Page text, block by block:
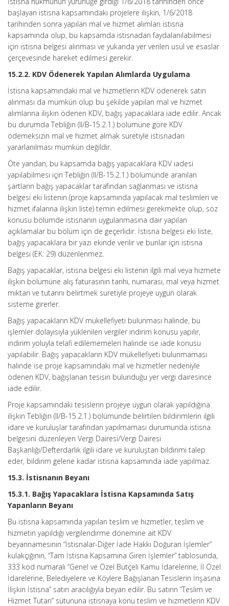
başlayan istisna kapsamındaki projelere ilişkin, 1/6/2018
tarihinden sonra yapılan mal ve hizmet alımları istisna
kapsamında olup, bu kapsamda istisnadan faydalanılabilmesi
için istisna belgesi alınması ve yukarıda yer verilen usul ve esaslar
çerçevesinde hareket edilmesi gerekir.
15.2.2. KDV Ödenerek Yapılan Alımlarda Uygulama
İstisna kapsamındaki mal ve hizmetlerin KDV ödenerek satın
alınması da mümkün olup bu şekilde yapılan mal ve hizmet
alımlarına ilişkin ödenen KDV, bağış yapacaklara iade edilir. Ancak
bu durumda Tebliğin (II/B-15.2.1.) bölümüne göre KDV
ödemeksizin mal ve hizmet almak suretiyle istisnadan
yararlanılması mümkün değildir.
Öte yandan, bu kapsamda bağış yapacaklara KDV iadesi
yapılabilmesi için Tebliğin (II/B-15.2.1.) bölümünde aranılan
şartların bağış yapacaklar tarafından sağlanması ve istisna
belgesi eki listenin (proje kapsamında yapılacak mal teslimleri ve
hizmet ifalarına ilişkin liste) temin edilmesi gerekmekte olup, söz
konusu bölümde istisnanın uygulanmasına dair yapılan
açıklamalar bu bölüm için de geçerlidir. İstisna belgesi eki liste,
bağış yapacaklara bir yazı ekinde verilir ve bunlar için istisna
belgesi (EK: 29) düzenlenmez.
Bağış yapacaklar, istisna belgesi eki listenin ilgili mal veya hizmete
ilişkin bölümüne alış faturasının tarihi, numarası, mal veya hizmet
miktarı ve tutarını belirtmek suretiyle projeye uygun olarak
sisteme girerler.
Bağış yapacakların KDV mükellefiyeti bulunması halinde, bu
işlemler dolayısıyla yüklenilen vergiler indirim konusu yapılır,
indirim yoluyla telafi edilememeleri halinde ise iade konusu
yapılabilir. Bağış yapacakların KDV mükellefiyeti bulunmaması
halinde ise proje kapsamındaki mal ve hizmetler nedeniyle
ödenen KDV, bağışlanan tesisin bulunduğu yer vergi dairesince
iade edilir.
Proje kapsamındaki tesislerin projeye uygun olarak yapıldığına
ilişkin Tebliğin (II/B-15.2.1.) bölümünde belirtilen bildirimlerin ilgili
idare ve kuruluşlar tarafından yapılmaması durumunda istisna
belgesini düzenleyen Vergi Dairesi/Vergi Dairesi
Başkanlığı/Defterdarlık ilgili idare ve kuruluştan bildirimi talep
eder, bildirim gelene kadar istisna kapsamında iade yapılmaz.
15.3. İstisnanın Beyanı
15.3.1. Bağış Yapacaklara İstisna Kapsamında Satış
Yapanların Beyanı
Bu istisna kapsamında yapılan teslim ve hizmetler, teslim ve
hizmetin yapıldığı vergilendirme dönemine ait KDV
beyannamesinin “İstisnalar-Diğer İade Hakkı Doğuran İşlemler”
kulakçığının, “Tam İstisna Kapsamına Giren İşlemler” tablosunda,
333 kod numaralı “Genel ve Özel Bütçeli Kamu İdarelerine, İl Özel
İdarelerine, Belediyelere ve Köylere Bağışlanan Tesislerin İnşasına
İlişkin İstisna” satırı aracılığıyla beyan edilir. Bu satırın “Teslim ve
Hizmet Tutarı” sütununa istisnaya konu teslim ve hizmetlerin KDV